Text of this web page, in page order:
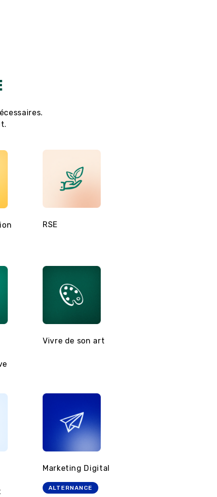
RSE
Vivre de son art
Marketing Digital
ALTERNANCE